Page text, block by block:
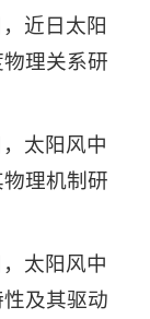
近日太阳
理关系研
太阳风中
理机制研
太阳风中
及其驱动